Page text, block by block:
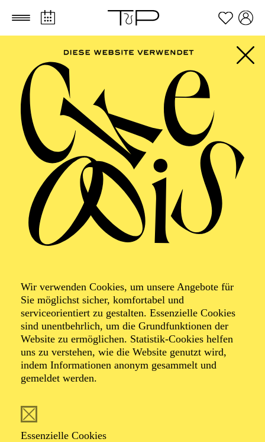
Zum Hauptinhalt springen Zum Footer springen
Wir verwenden Cookies, um unsere Angebote für
Sie möglichst sicher, komfortabel und
serviceorientiert zu gestalten. Essenzielle Cookies
sind unentbehrlich, um die Grundfunktionen der
Website zu ermöglichen. Statistik-Cookies helfen
uns zu verstehen, wie die Website genutzt wird,
indem Informationen anonym gesammelt und
gemeldet werden.
Essenzielle Cookies
FILTER
Für Kinder zwischen 11 und 14 Jahren
€
Der Ticketkauf berechtigt für die Teilnahme am gesamten
Workshop vom 30.03. - 02.04.2027.
PHILHARMONIE ESSEN
Montag
01.03.2027
10:00 - 10:45
NATIONAL-BANK Pavillon
PHILHARMONIE ENTDECKEN ·
KINDERKONZERT
ABENTEUER MUSIK
Für Kinder von 3 bis 6 Jahren
TICKETS
12,00€
AALTO MUSIKTHEATER
Mittwoch
03.03.2027